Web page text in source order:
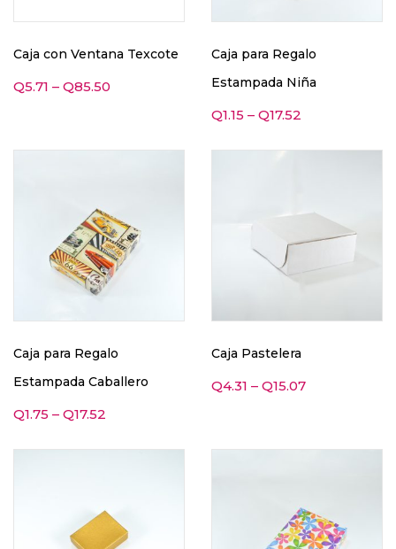
Caja con Ventana Texcote
Q5.71 – Q85.50
Caja para Regalo
Estampada Niña
Q1.15 – Q17.52
Caja para Regalo
Estampada Caballero
Q1.75 – Q17.52
Caja Pastelera
Q4.31 – Q15.07